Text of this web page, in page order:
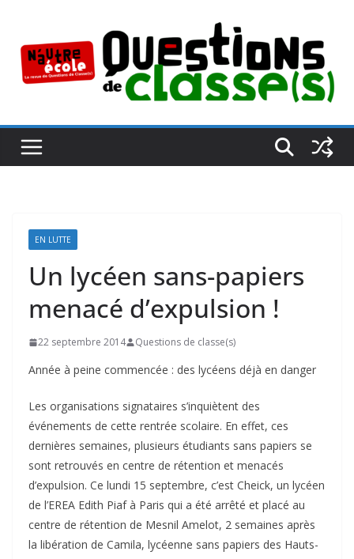
contenu
EN LUTTE
Un lycéen sans-papiers
menacé d’expulsion !
22 septembre 2014 Questions de classe(s)
Année à peine commencée : des lycéens déjà en danger
Les organisations signataires s’inquiètent des
événements de cette rentrée scolaire. En effet, ces
dernières semaines, plusieurs étudiants sans papiers se
sont retrouvés en centre de rétention et menacés
d’expulsion. Ce lundi 15 septembre, c’est Cheick, un lycéen
de l’EREA Edith Piaf à Paris qui a été arrêté et placé au
centre de rétention de Mesnil Amelot, 2 semaines après
la libération de Camila, lycéenne sans papiers des Hauts-